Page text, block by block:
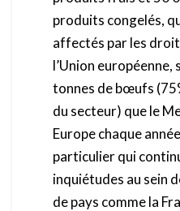
produits congelés,
affectés par les
l’Union européenne,
tonnes de bœufs
du secteur) que le
Europe chaque
particulier qui
inquiétudes au sein
de pays comme la